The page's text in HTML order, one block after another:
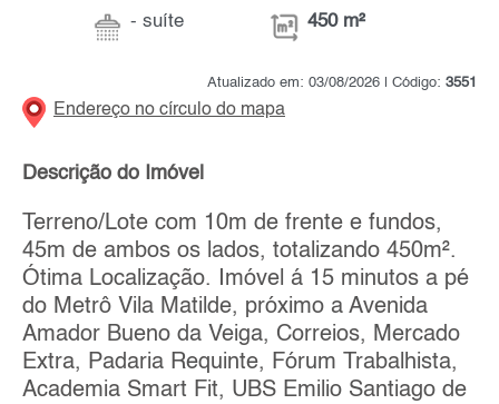
- suíte 450 m²
Atualizado em: 03/08/2026 | Código: 3551
Endereço no círculo do mapa
Descrição do Imóvel
Terreno/Lote com 10m de frente e fundos,
45m de ambos os lados, totalizando 450m².
Ótima Localização. Imóvel á 15 minutos a pé
do Metrô Vila Matilde, próximo a Avenida
Amador Bueno da Veiga, Correios, Mercado
Extra, Padaria Requinte, Fórum Trabalhista,
Academia Smart Fit, UBS Emilio Santiago de